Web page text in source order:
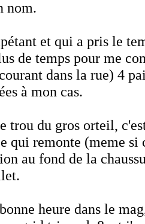
nom.
et qui a pris le
de temps pour me
dans la rue) 4
à mon cas.
trou du gros orteil,
qui remonte (meme
au fond de la
heure dans le